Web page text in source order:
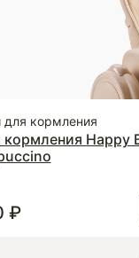
для кормления
Happy
₽